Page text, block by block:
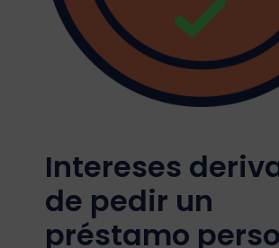
Intereses
de pedir un
préstamo